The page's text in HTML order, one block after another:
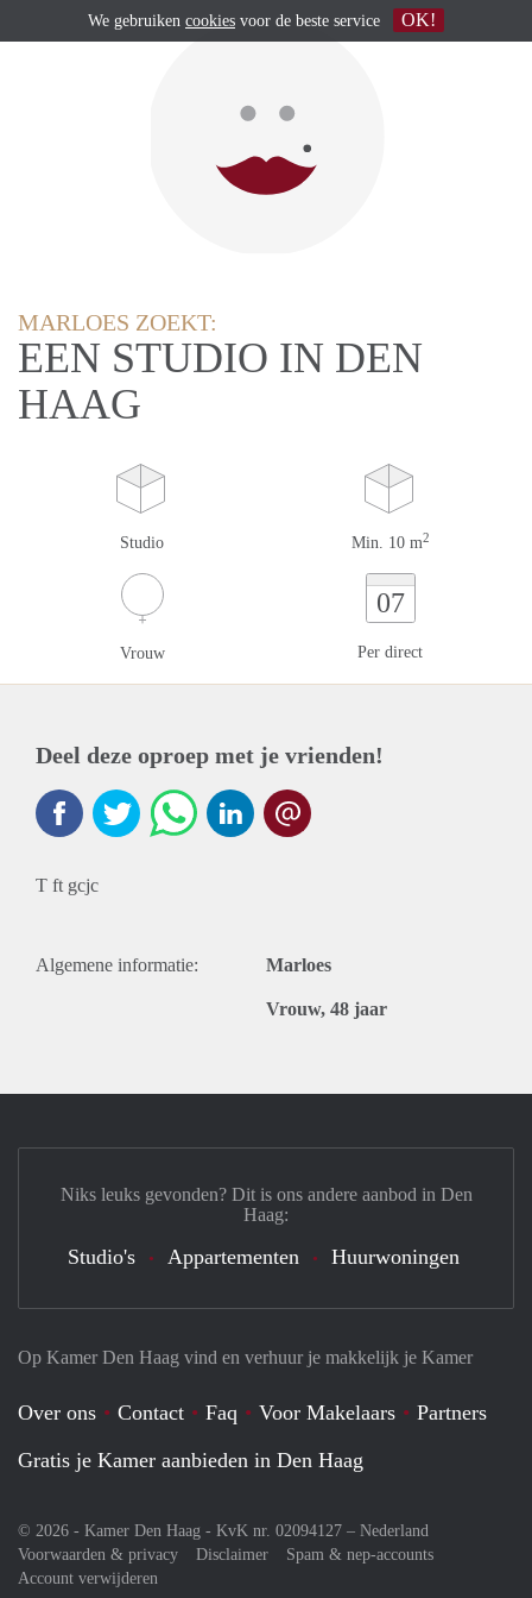
MARLOES ZOEKT:
EEN STUDIO IN DEN
HAAG
Studio Min. 10 m2
Vrouw
07
Per direct
Deel deze oproep met je vrienden!
T ft gcjc
Algemene informatie: Marloes
Vrouw, 48 jaar
Op Kamer Den Haag vind en verhuur je makkelijk je Kamer
Over ons Contact Faq Voor Makelaars
Partners
Gratis je Kamer aanbieden in Den Haag
© 2026 - Kamer Den Haag - KvK nr. 02094127 – Nederland
Voorwaarden & privacy
Disclaimer
Spam & nep-accounts
Account verwijderen
Niks leuks gevonden? Dit is ons andere aanbod in Den
Haag:
Studio's Appartementen Huurwoningen
We gebruiken cookies voor de beste service OK!